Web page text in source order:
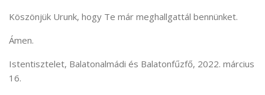
Köszönjük Urunk, hogy Te már meghallgattál bennünket.
Ámen.
Istentisztelet, Balatonalmádi és Balatonfűzfő, 2022. március
16.